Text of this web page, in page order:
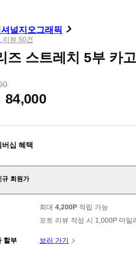
널지오그래픽
리뷰 50건
즈 스트레치 5부 카
84,000
버십 혜택
규 회원가
판매가
신규 가입 쿠폰 1
최대 4,200P 적립 가능
포토 리뷰 작성 시 1,000P 마일
할부 보러 가기